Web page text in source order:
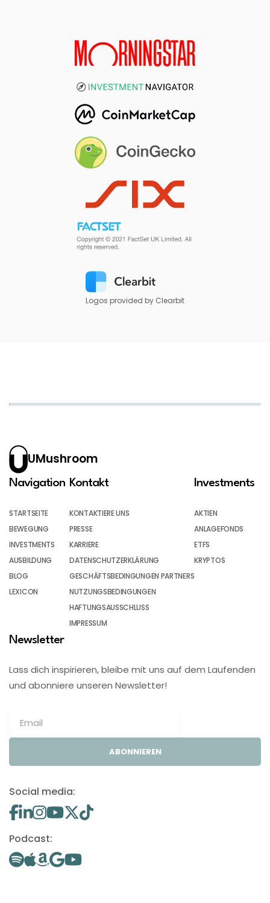
Logos provided by Clearbit
UMushroom
Navigation
STARTSEITE
BEWEGUNG
INVESTMENTS
AUSBILDUNG
BLOG
LEXICON
Kontakt
KONTAKTIERE UNS
PRESSE
KARRIERE
DATENSCHUTZERKLÄRUNG
GESCHÄFTSBEDINGUNGEN PARTNERS
NUTZUNGSBEDINGUNGEN
HAFTUNGSAUSSCHLUSS
IMPRESSUM
Investments
AKTIEN
ANLAGEFONDS
ETFS
KRYPTOS
Newsletter
Lass dich inspirieren, bleibe mit uns auf dem Laufenden
und abonniere unseren Newsletter!
ABONNIEREN
Social media:
Podcast: